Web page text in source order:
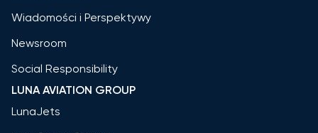
Wiadomości i Perspektywy
Newsroom
Social Responsibility
LUNA AVIATION GROUP
LunaJets